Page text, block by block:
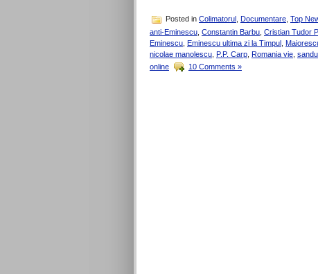
Posted in Colimatorul Documentare Top
anti-Eminescu Constantin Barbu Cristian Tudor
Eminescu Eminescu ultima zi la Timpul
nicolae manolescu P.P. Carp Romania vie
online
10 Comments »